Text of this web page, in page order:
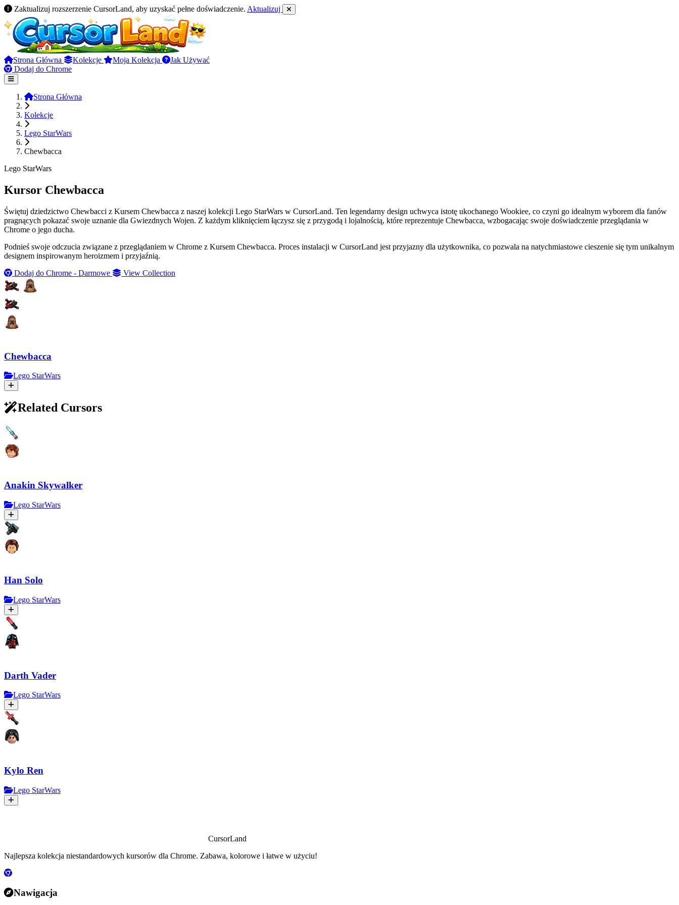
Zaktualizuj rozszerzenie CursorLand, aby uzyskać pełne doświadczenie. Aktualizuj
Strona Główna Kolekcje Moja Kolekcja
Jak Używać
Dodaj do Chrome
Strona Główna
Kolekcje
Lego StarWars
Chewbacca
Lego StarWars
Kursor Chewbacca
Świętuj dziedzictwo Chewbacci z Kursem Chewbacca z naszej kolekcji Lego StarWars w CursorLand. Ten legendarny design uchwyca istotę ukochanego Wookiee, co czyni go idealnym wyborem dla fanów
pragnących pokazać swoje uznanie dla Gwiezdnych Wojen. Z każdym kliknięciem łączysz się z przygodą i lojalnością, które reprezentuje Chewbacca, wzbogacając swoje doświadczenie przeglądania w
Chrome o jego ducha.
Podnieś swoje odczucia związane z przeglądaniem w Chrome z Kursem Chewbacca. Proces instalacji w CursorLand jest przyjazny dla użytkownika, co pozwala na natychmiastowe cieszenie się tym unikalnym
designem inspirowanym heroizmem i przyjaźnią.
Dodaj do Chrome - Darmowe
View Collection
Chewbacca
Lego StarWars
Related Cursors
Anakin Skywalker
Lego StarWars
Han Solo
Lego StarWars
Darth Vader
Lego StarWars
Kylo Ren
Lego StarWars
CursorLand
Najlepsza kolekcja niestandardowych kursorów dla Chrome. Zabawa, kolorowe i łatwe w użyciu!
Nawigacja